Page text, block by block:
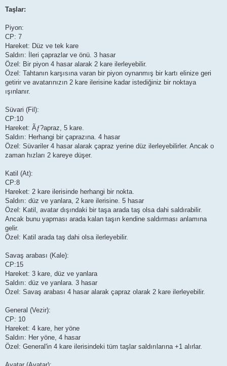
Taşlar:
Piyon:
CP: 7
Hareket: Düz ve tek kare
Saldırı: İleri çaprazlar ve önü. 3 hasar
Özel: Bir piyon 4 hasar alarak 2 kare ilerleyebilir.
Özel: Tahtanın karşısına varan bir piyon oynanmış bir kartı elinize geri
getirir ve avatarınızın 2 kare ilerisine kadar istediğiniz bir noktaya
ışınlanır.
Süvari (Fil):
CP:10
Hareket: Ãƒ?apraz, 5 kare.
Saldırı: Herhangi bir çaprazına. 4 hasar
Özel: Süvariler 4 hasar alarak çapraz yerine düz ilerleyebilirler. Ancak o
zaman hızları 2 kareye düşer.
Katil (At):
CP:8
Hareket: 2 kare ilerisinde herhangi bir nokta.
Saldırı: düz ve yanlara, 2 kare ilerisine. 5 hasar
Özel: Katil, avatar dışındaki bir taşa arada taş olsa dahi saldırabilir.
Ancak bunu yapması arada kalan taşın kendine saldırması anlamına
gelir.
Özel: Katil arada taş dahi olsa ilerleyebilir.
Savaş arabası (Kale):
CP:15
Hareket: 3 kare, düz ve yanlara
Saldırı: düz ve yanlara. 3 hasar
Özel: Savaş arabası 4 hasar alarak çapraz olarak 2 kare ilerleyebilir.
General (Vezir):
CP: 10
Hareket: 4 kare, her yöne
Saldırı: Her yöne, 4 hasar
Özel: General'in 4 kare ilerisindeki tüm taşlar saldırılarına +1 alırlar.